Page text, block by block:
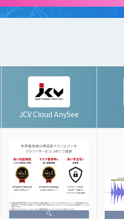
JCV Cloud AnySee